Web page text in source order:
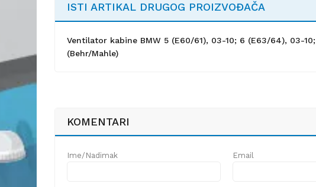
ISTI ARTIKAL DRUGOG PROIZVOĐAČA
Ventilator kabine BMW 5 (E60/61), 03-10; 6 (E63/64), 03-10;
(Behr/Mahle)
KOMENTARI
Ime/Nadimak Email